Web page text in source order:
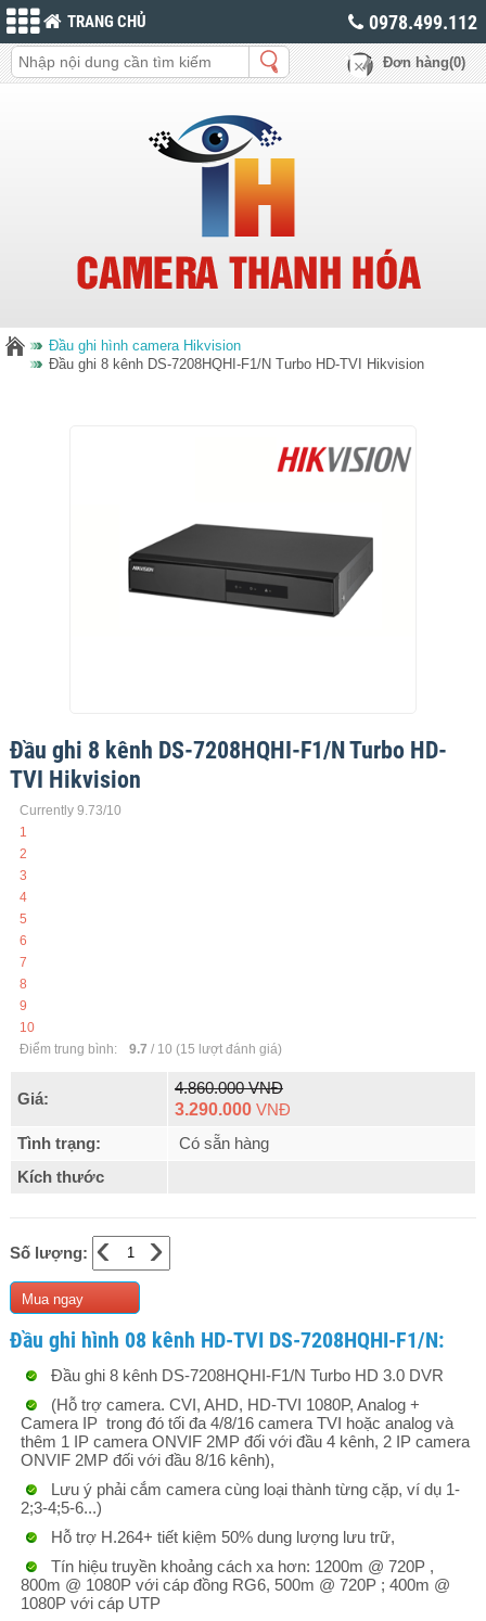
TRANG CHỦ 0978.499.112
Đơn hàng(0)
Đầu ghi hình camera Hikvision
Đầu ghi 8 kênh DS-7208HQHI-F1/N​ Turbo HD-TVI Hikvision
Đầu ghi 8 kênh DS-7208HQHI-F1/N​ Turbo HD-
TVI Hikvision
Currently 9.73/10
1
2
3
4
5
6
7
8
9
10
Điểm trung bình:
9.7 / 10 (15 lượt đánh giá)
Giá:
4.860.000 VNĐ
3.290.000 VNĐ
Tình trạng:
Có sẵn hàng
Kích thước
Số lượng: ›
‹
Mua ngay
Đầu ghi hình 08 kênh HD-TVI DS-7208HQHI-F1/N​:
Đầu ghi 8 kênh DS-7208HQHI-F1/N​ Turbo HD 3.0 DVR
(Hỗ trợ camera. CVI, AHD, HD-TVI 1080P, Analog +
Camera IP trong đó tối đa 4/8/16 camera TVI hoặc analog và
thêm 1 IP camera ONVIF 2MP đối với đầu 4 kênh, 2 IP camera
ONVIF 2MP đối với đầu 8/16 kênh),
Lưu ý phải cắm camera cùng loại thành từng cặp, ví dụ 1-
2;3-4;5-6...)
Hỗ trợ H.264+ tiết kiệm 50% dung lượng lưu trữ,
Tín hiệu truyền khoảng cách xa hơn: 1200m @ 720P ,
800m @ 1080P với cáp đồng RG6, 500m @ 720P ; 400m @
1080P với cáp UTP